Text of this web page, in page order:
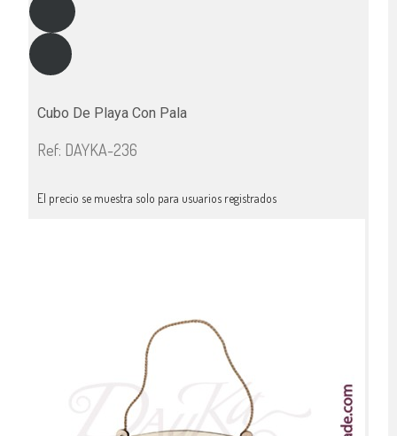
Cubo De Playa Con Pala
Ref: DAYKA-236
El precio se muestra solo para usuarios registrados